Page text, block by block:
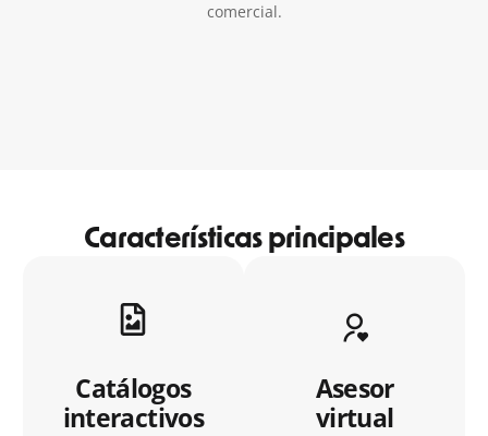
comercial.
Características principales
Catálogos
interactivos
Asesor
virtual